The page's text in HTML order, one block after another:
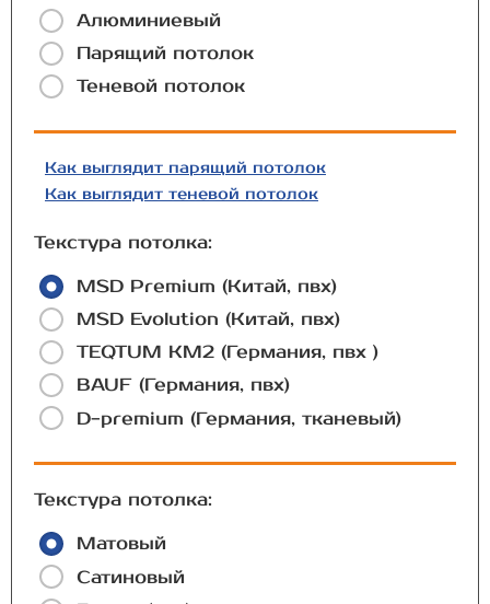
Алюминиевый
Парящий потолок
Теневой потолок
Как выглядит парящий потолок
Как выглядит теневой потолок
Текстура потолка:
MSD Premium (Китай, пвх)
MSD Evolution (Китай, пвх)
TEQTUM КМ2 (Германия, пвх )
BAUF (Германия, пвх)
D-premium (Германия, тканевый)
Текстура потолка:
Матовый
Сатиновый